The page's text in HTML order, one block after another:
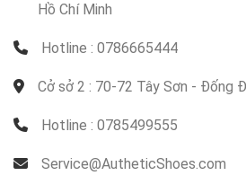
Hồ Chí Minh
Hotline : 0786665444
Cở sở 2 : 70-72 Tây Sơn - Đống
Hotline : 0785499555
Service@AutheticShoes.com